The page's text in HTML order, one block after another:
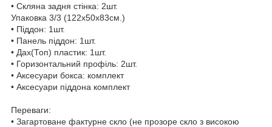
• Скляна задня стінка: 2шт.
Упаковка 3/3 (122x50x83см.)
• Піддон: 1шт.
• Панель піддон: 1шт.
• Дах(Топ) пластик: 1шт.
• Горизонтальний профіль: 2шт.
• Аксесуари бокса: комплект
• Аксесуари піддона комплект
Переваги:
• Загартоване фактурне скло (не прозоре скло з високою